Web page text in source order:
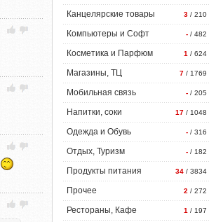
3 / 210
Канцелярские товары
- / 482
Компьютеры и Софт
1 / 624
Косметика и Парфюм
7 / 1769
Магазины, ТЦ
- / 205
Мобильная связь
17 / 1048
Напитки, соки
- / 316
Одежда и Обувь
- / 182
Отдых, Туризм
34 / 3834
Продукты питания
2 / 272
Прочее
1 / 197
Рестораны, Кафе